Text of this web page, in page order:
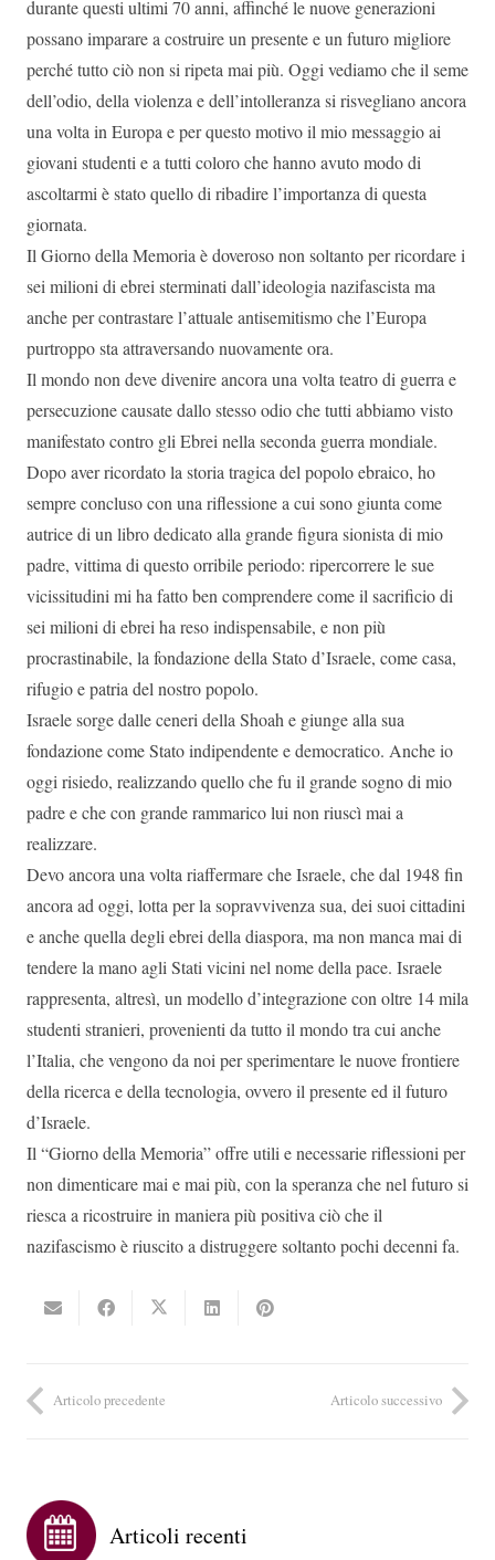
durante questi ultimi 70 anni, affinché le nuove generazioni
possano imparare a costruire un presente e un futuro migliore
perché tutto ciò non si ripeta mai più. Oggi vediamo che il seme
dell’odio, della violenza e dell’intolleranza si risvegliano ancora
una volta in Europa e per questo motivo il mio messaggio ai
giovani studenti e a tutti coloro che hanno avuto modo di
ascoltarmi è stato quello di ribadire l’importanza di questa
giornata.
Il Giorno della Memoria è doveroso non soltanto per ricordare i
sei milioni di ebrei sterminati dall’ideologia nazifascista ma
anche per contrastare l’attuale antisemitismo che l’Europa
purtroppo sta attraversando nuovamente ora.
Il mondo non deve divenire ancora una volta teatro di guerra e
persecuzione causate dallo stesso odio che tutti abbiamo visto
manifestato contro gli Ebrei nella seconda guerra mondiale.
Dopo aver ricordato la storia tragica del popolo ebraico, ho
sempre concluso con una riflessione a cui sono giunta come
autrice di un libro dedicato alla grande figura sionista di mio
padre, vittima di questo orribile periodo: ripercorrere le sue
vicissitudini mi ha fatto ben comprendere come il sacrificio di
sei milioni di ebrei ha reso indispensabile, e non più
procrastinabile, la fondazione della Stato d’Israele, come casa,
rifugio e patria del nostro popolo.
Israele sorge dalle ceneri della Shoah e giunge alla sua
fondazione come Stato indipendente e democratico. Anche io
oggi risiedo, realizzando quello che fu il grande sogno di mio
padre e che con grande rammarico lui non riuscì mai a
realizzare.
Devo ancora una volta riaffermare che Israele, che dal 1948 fin
ancora ad oggi, lotta per la sopravvivenza sua, dei suoi cittadini
e anche quella degli ebrei della diaspora, ma non manca mai di
tendere la mano agli Stati vicini nel nome della pace. Israele
rappresenta, altresì, un modello d’integrazione con oltre 14 mila
studenti stranieri, provenienti da tutto il mondo tra cui anche
l’Italia, che vengono da noi per sperimentare le nuove frontiere
della ricerca e della tecnologia, ovvero il presente ed il futuro
d’Israele.
Il “Giorno della Memoria” offre utili e necessarie riflessioni per
non dimenticare mai e mai più, con la speranza che nel futuro si
riesca a ricostruire in maniera più positiva ciò che il
nazifascismo è riuscito a distruggere soltanto pochi decenni fa.
Articolo precedente Articolo successivo
Articoli recenti